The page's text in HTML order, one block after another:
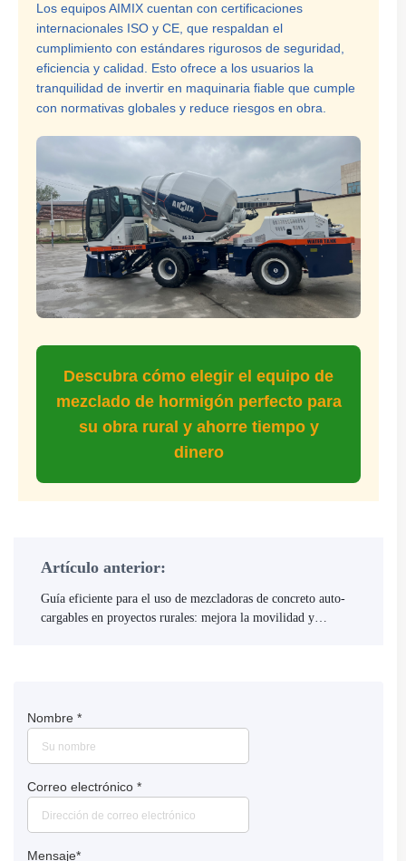
Los equipos AIMIX cuentan con certificaciones
internacionales ISO y CE, que respaldan el
cumplimiento con estándares rigurosos de seguridad,
eficiencia y calidad. Esto ofrece a los usuarios la
tranquilidad de invertir en maquinaria fiable que cumple
con normativas globales y reduce riesgos en obra.
Descubra cómo elegir el equipo de
mezclado de hormigón perfecto para
su obra rural y ahorre tiempo y
dinero
Artículo anterior:
Guía eficiente para el uso de mezcladoras de concreto auto-
cargables en proyectos rurales: mejora la movilidad y
Nombre *
Correo electrónico *
Mensaje*